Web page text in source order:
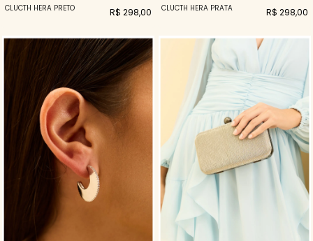
CLUCTH HERA PRETO R$ 298,00 CLUCTH HERA PRATA R$ 298,00